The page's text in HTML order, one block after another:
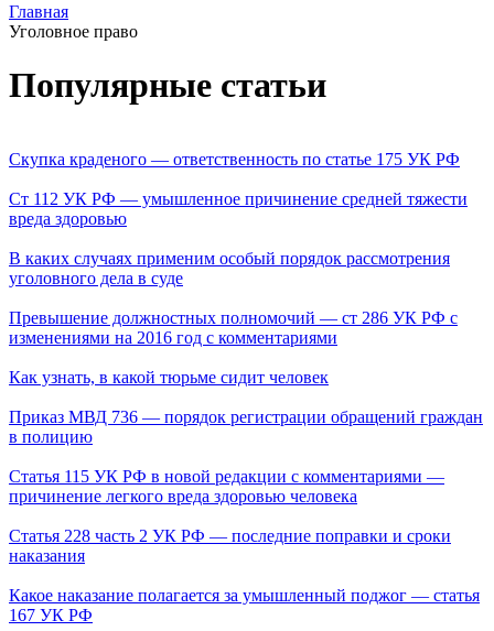
Главная
Уголовное право
Популярные статьи
Скупка краденого — ответственность по статье 175 УК РФ
Ст 112 УК РФ — умышленное причинение средней тяжести
вреда здоровью
В каких случаях применим особый порядок рассмотрения
уголовного дела в суде
Превышение должностных полномочий — ст 286 УК РФ с
изменениями на 2016 год с комментариями
Как узнать, в какой тюрьме сидит человек
Приказ МВД 736 — порядок регистрации обращений граждан
в полицию
Статья 115 УК РФ в новой редакции с комментариями —
причинение легкого вреда здоровью человека
Статья 228 часть 2 УК РФ — последние поправки и сроки
наказания
Какое наказание полагается за умышленный поджог — статья
167 УК РФ